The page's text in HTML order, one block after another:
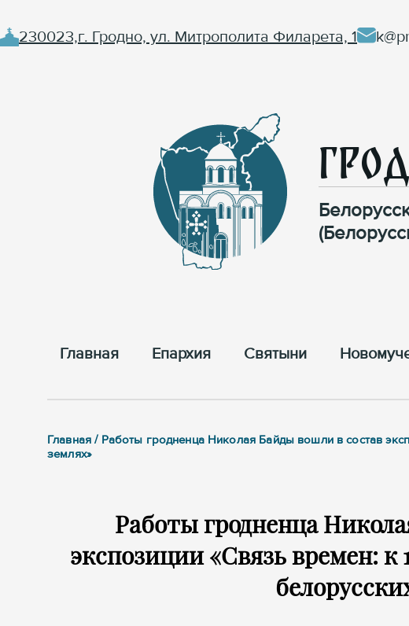
230023,г. Гродно, ул. Митрополита Филарета, 1
Главная Епархия Cвятыни
Главная / Работы гродненца Николая Байды вошли в состав
землях»
Работы гродненца
экспозиции «Связь времен: